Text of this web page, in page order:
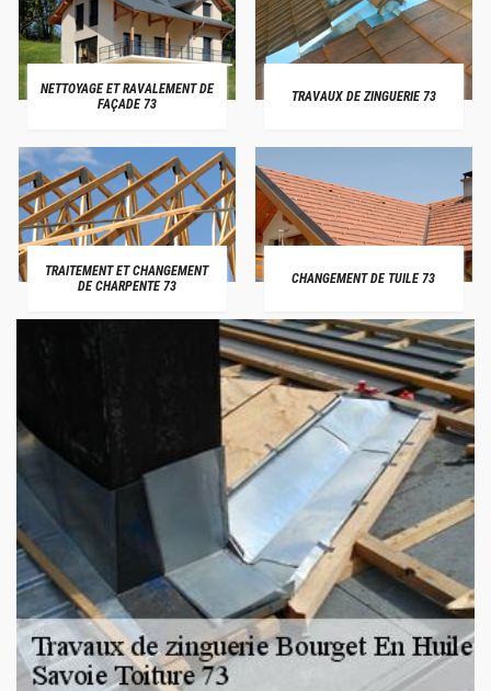
NETTOYAGE ET RAVALEMENT DE
FAÇADE 73
TRAVAUX DE ZINGUERIE 73
TRAITEMENT ET CHANGEMENT
DE CHARPENTE 73
CHANGEMENT DE TUILE 73